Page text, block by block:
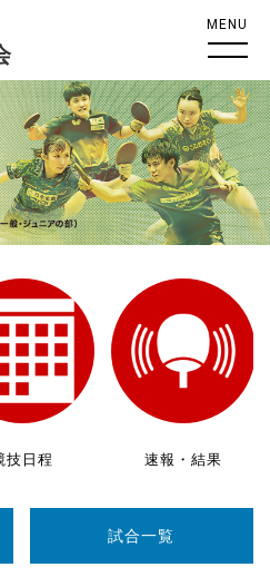
MENU
技日程 速報・結果
試合一覧